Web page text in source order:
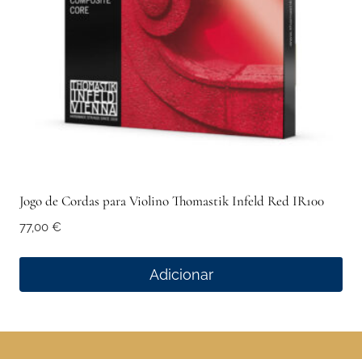
Jogo de Cordas para Violino Thomastik Infeld Red IR100
77,00 €
Adicionar